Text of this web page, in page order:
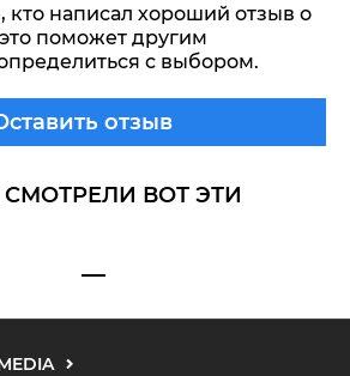
отзыв
кто написал хороший отзыв о
поможет другим
с выбором.
ВОТ ЭТИ